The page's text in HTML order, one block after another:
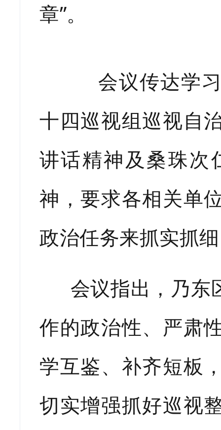
章”。
会议传达学习了
十四巡视组巡视自
讲话精神及桑珠次
神，要求各相关单
政治任务来抓实抓
会议指出，乃东
作的政治性、严肃
学互鉴、补齐短板
切实增强抓好巡视